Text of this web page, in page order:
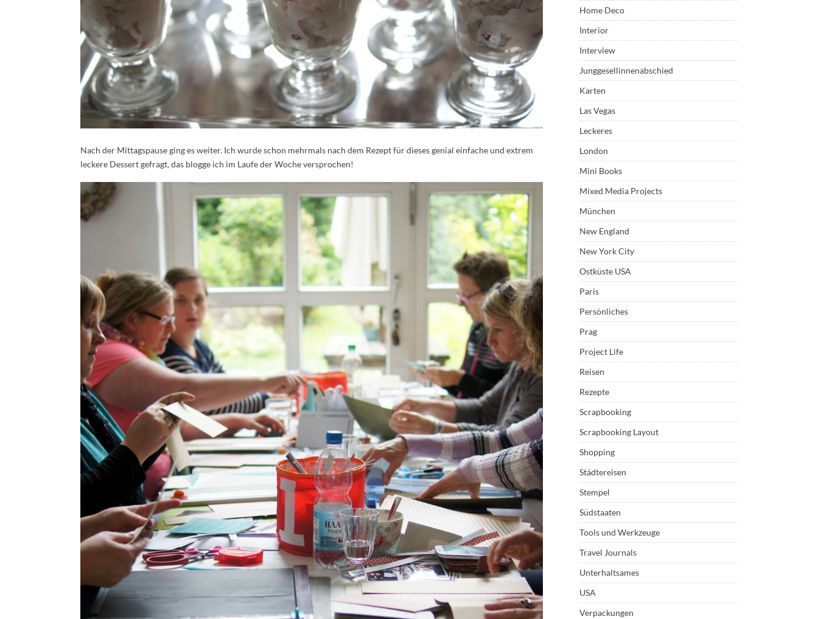
Nach der Mittagspause ging es weiter. Ich wurde schon mehrmals nach dem Rezept für dieses genial einfache und extrem
leckere Dessert gefragt, das blogge ich im Laufe der Woche versprochen!
Home Deco
Interior
Interview
Junggesellinnenabschied
Karten
Las Vegas
Leckeres
London
Mini Books
Mixed Media Projects
München
New England
New York City
Ostküste USA
Paris
Persönliches
Prag
Project Life
Reisen
Rezepte
Scrapbooking
Scrapbooking Layout
Shopping
Städtereisen
Stempel
Südstaaten
Tools und Werkzeuge
Travel Journals
Unterhaltsames
USA
Verpackungen